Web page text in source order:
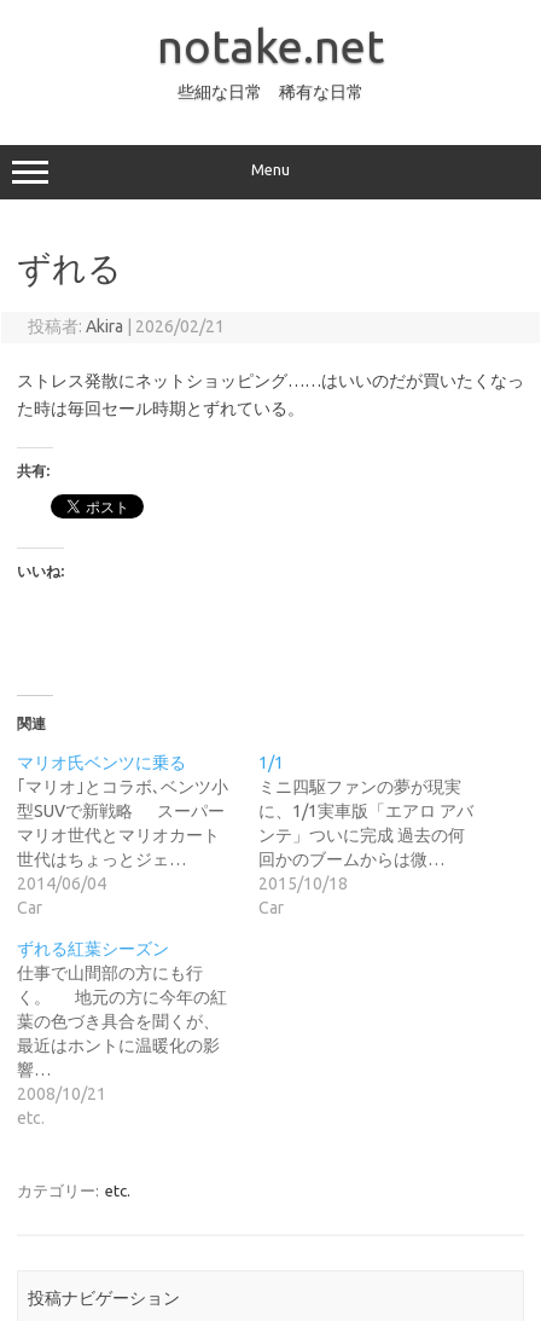
ッ
プ
notake.net
些細な日常 稀有な日常
Menu
ずれる
投稿者: Akira 2026/02/21
ストレス発散にネットショッピング……はいいのだが買いたくなっ
た時は毎回セール時期とずれている。
共有:
いいね:
関連
マリオ氏ベンツに乗る
｢マリオ｣とコラボ､ベンツ小
型SUVで新戦略 スーパー
マリオ世代とマリオカート
世代はちょっとジェ…
2014/06/04
Car
1/1
ミニ四駆ファンの夢が現実
に、1/1実車版「エアロ アバ
ンテ」ついに完成 過去の何
回かのブームからは微…
2015/10/18
Car
ずれる紅葉シーズン
仕事で山間部の方にも行
く。 地元の方に今年の紅
葉の色づき具合を聞くが、
最近はホントに温暖化の影
響…
2008/10/21
etc.
カテゴリー: etc.
投稿ナビゲーション